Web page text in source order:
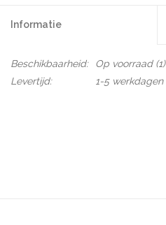
Informatie
Beschikbaarheid: Op voorraad(1)
Levertijd:
1-5 werkdagen